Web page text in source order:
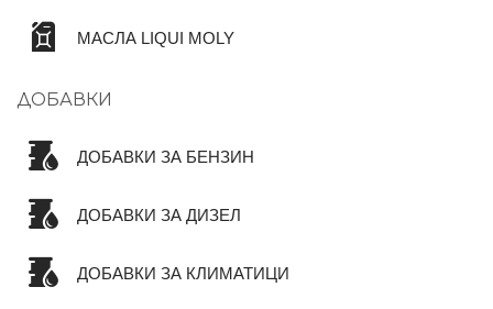
МАСЛА LIQUI MOLY
ДОБАВКИ
ДОБАВКИ ЗА БЕНЗИН
ДОБАВКИ ЗА ДИЗЕЛ
ДОБАВКИ ЗА КЛИМАТИЦИ